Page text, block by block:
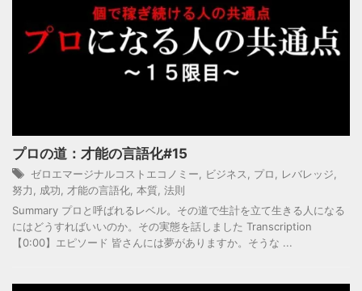
プロの道：才能の言語化#15
ゼロエマージナルコストエコノミー ビジネス プロ レバレッジ
努力
成功 才能の言語化 本質 法則
Summary プロと呼ばれるレベル。その道で生計を立て生きる人になる
にはどうすればいいのか。その実態を話しました Transcription
【0:00】エピソード 皆さんには夢がありますか。そうな ...